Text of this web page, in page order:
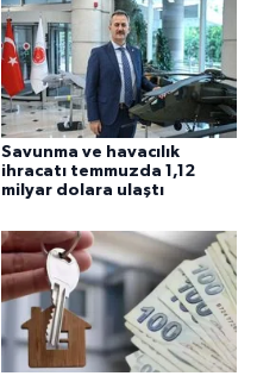
Savunma ve havacılık
ihracatı temmuzda 1,12
milyar dolara ulaştı